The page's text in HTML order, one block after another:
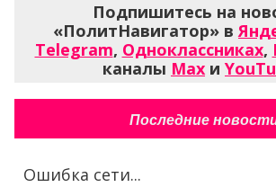
Подпишитесь на
«ПолитНавигатор» в
Telegram, Одноклассниках,
каналы Max и
Последние
Ошибка сети...